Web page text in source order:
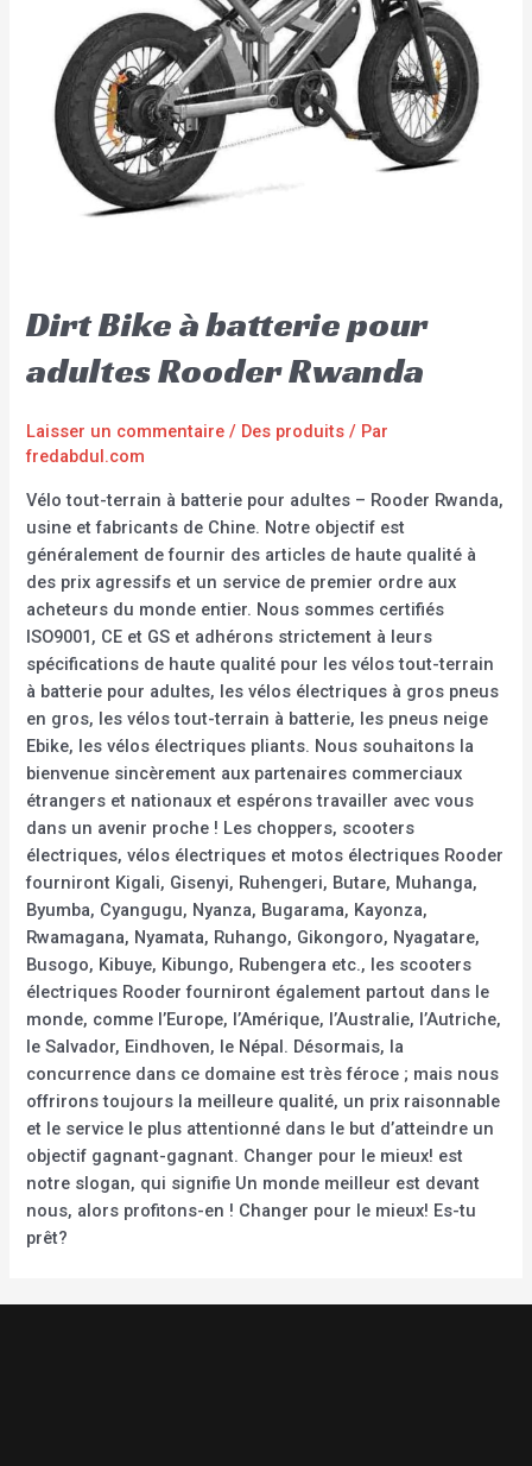
Dirt Bike à batterie pour
adultes Rooder Rwanda
Laisser un commentaire / Des produits / Par
fredabdul.com
Vélo tout-terrain à batterie pour adultes – Rooder Rwanda,
usine et fabricants de Chine. Notre objectif est
généralement de fournir des articles de haute qualité à
des prix agressifs et un service de premier ordre aux
acheteurs du monde entier. Nous sommes certifiés
ISO9001, CE et GS et adhérons strictement à leurs
spécifications de haute qualité pour les vélos tout-terrain
à batterie pour adultes, les vélos électriques à gros pneus
en gros, les vélos tout-terrain à batterie, les pneus neige
Ebike, les vélos électriques pliants. Nous souhaitons la
bienvenue sincèrement aux partenaires commerciaux
étrangers et nationaux et espérons travailler avec vous
dans un avenir proche ! Les choppers, scooters
électriques, vélos électriques et motos électriques Rooder
fourniront Kigali, Gisenyi, Ruhengeri, Butare, Muhanga,
Byumba, Cyangugu, Nyanza, Bugarama, Kayonza,
Rwamagana, Nyamata, Ruhango, Gikongoro, Nyagatare,
Busogo, Kibuye, Kibungo, Rubengera etc., les scooters
électriques Rooder fourniront également partout dans le
monde, comme l’Europe, l’Amérique, l’Australie, l’Autriche,
le Salvador, Eindhoven, le Népal. Désormais, la
concurrence dans ce domaine est très féroce ; mais nous
offrirons toujours la meilleure qualité, un prix raisonnable
et le service le plus attentionné dans le but d’atteindre un
objectif gagnant-gagnant. Changer pour le mieux! est
notre slogan, qui signifie Un monde meilleur est devant
nous, alors profitons-en ! Changer pour le mieux! Es-tu
prêt?